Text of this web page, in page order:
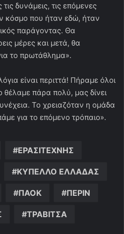
δυνάμεις, τις επόμενες
κόσμο που ήταν εδώ, ήταν
παράγοντας. Θα
μέρες και μετά, θα
το πρωτάθλημα».
είναι περιττά! Πήραμε όλοι
θέλαμε πάρα πολύ, μας δίνει
Το χρειαζόταν η ομάδα
για το επόμενο τρόπαιο».
ΕΡΑΣΙΤΕΧΝΗΣ
ΚΥΠΕΛΛΟ ΕΛΛΑΔΑΣ
ΠΑΟΚ ΠΕΡΙΝ
ΤΡΑΒΙΤΣΑ